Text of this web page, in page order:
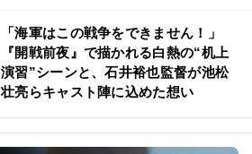
「海軍はこの戦争をできません！」
『開戦前夜』で描かれる白熱の“机上
演習”シーンと、石井裕也監督が池松
壮亮らキャスト陣に込めた想い